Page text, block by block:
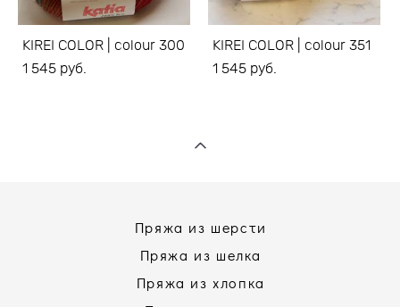
KIREI COLOR | colour 300
1 545 pуб.
KIREI COLOR | colour 351
1 545 pуб.
Пряжа из шерсти
Пряжа из шелка
Пряжа из хлопка